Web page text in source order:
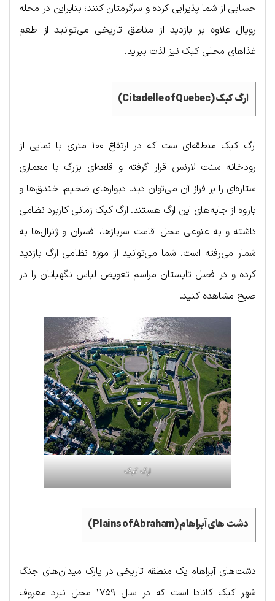
حسابی از شما پذیرایی کرده و سرگرمتان کنند؛ بنابراین در محله
رویال علاوه بر بازدید از مناطق تاریخی می‌توانید از طعم
غذاهای محلی کبک نیز لذت ببرید.
ارگ کبک (Citadelle of Quebec)
ارگ کبک منطقه‌ای ست که در ارتفاع ۱۰۰ متری با نمایی از
رودخانه سنت لارنس قرار گرفته و قلعه‌ای بزرگ با معماری
ستاره‌ای را بر فراز آن می‌توان دید. دیوارهای ضخیم، خندق‌ها و
باروه از جابه‌های این ارگ هستند. ارگ کبک زمانی کاربرد نظامی
داشته و به عنوعی محل اقامت سربازها، افسران و ژنرال‌ها به
شمار می‌رفته است. شما می‌توانید از موزه نظامی ارگ بازدید
کرده و در فصل تابستان مراسم تعویض لباس نگهبانان را در
صبح مشاهده کنید.
ارگ کبک
دشت های آبراهام (Plains of Abraham)
دشت‌های آبراهام یک منطقه تاریخی در پارک میدان‌های جنگ
شهر کبک کانادا است که در سال ۱۷۵۹ محل نبرد معروف